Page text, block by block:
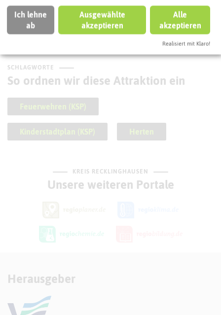
Gedenktafel Am Wilhelmsplatz
SCHLAGWORTE
So ordnen wir diese Attraktion ein
Feuerwehren (KSP)
Kinderstadtplan (KSP) Herten
KREIS RECKLINGHAUSEN
Unsere weiteren Portale
Herausgeber
Ich lehne
ab
Ausgewählte
akzeptieren
Alle
akzeptieren
Realisiert mit Klaro!